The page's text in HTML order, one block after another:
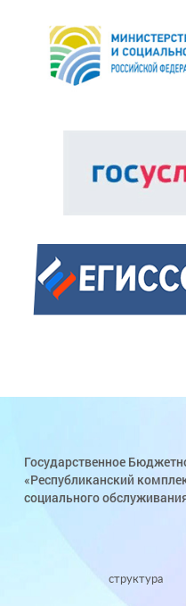
Государственное
«Республиканский
социального
структура